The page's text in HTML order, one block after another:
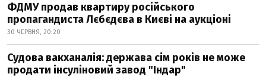
ФДМУ продав квартиру російського
пропагандиста Лєбєдєва в Києві на аукціоні
30 ЧЕРВНЯ, 20:20
Судова вакханалія: держава сім років не може
продати інсуліновий завод "Індар"